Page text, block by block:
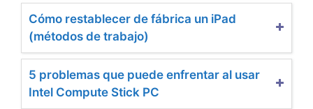
Cómo restablecer de fábrica un iPad
(métodos de trabajo)
5 problemas que puede enfrentar al usar
Intel Compute Stick PC